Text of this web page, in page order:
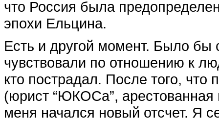
что Россия была
эпохи Ельцина.
Есть и другой момент. Было бы
чувствовали по отношению к
кто пострадал. После того,
(юрист “ЮКОСа”, арестованная
меня начался новый отсчет. Я